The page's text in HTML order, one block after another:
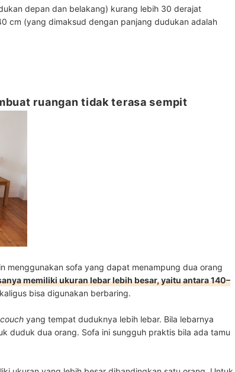
depan dan belakang) kurang lebih 30 derajat
cm (yang dimaksud dengan panjang dudukan adalah
ruangan tidak terasa sempit
menggunakan sofa yang dapat menampung dua orang
memiliki ukuran lebar lebih besar, yaitu antara 140–
bisa digunakan berbaring.
couch yang tempat duduknya lebih lebar. Bila lebarnya
duduk dua orang. Sofa ini sungguh praktis bila ada tamu